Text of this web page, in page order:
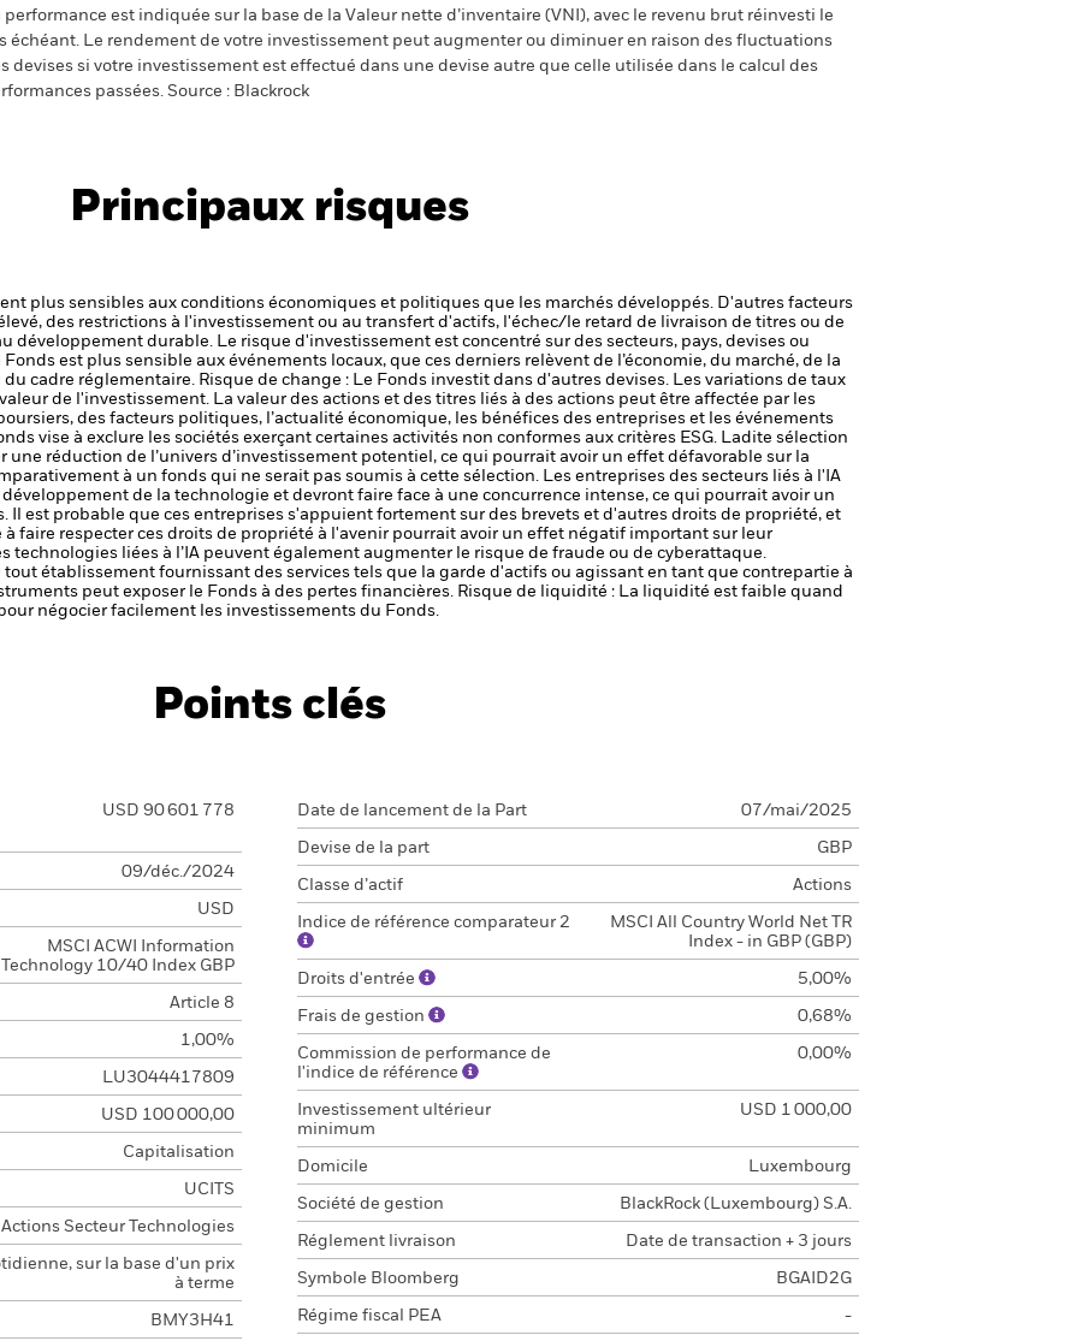
performance est indiquée sur la base de la Valeur nette d’inventaire (VNI), avec le revenu brut réinvesti le
échéant. Le rendement de votre investissement peut augmenter ou diminuer en raison des fluctuations
devises si votre investissement est effectué dans une devise autre que celle utilisée dans le calcul des
passées. Source : Blackrock
Principaux risques
plus sensibles aux conditions économiques et politiques que les marchés développés. D'autres facteurs
des restrictions à l'investissement ou au transfert d'actifs, l'échec/le retard de livraison de titres ou de
développement durable. Le risque d'investissement est concentré sur des secteurs, pays, devises ou
est plus sensible aux événements locaux, que ces derniers relèvent de l’économie, du marché, de la
cadre réglementaire. Risque de change : Le Fonds investit dans d'autres devises. Les variations de taux
de l'investissement. La valeur des actions et des titres liés à des actions peut être affectée par les
des facteurs politiques, l’actualité économique, les bénéfices des entreprises et les événements
vise à exclure les sociétés exerçant certaines activités non conformes aux critères ESG. Ladite sélection
une réduction de l’univers d’investissement potentiel, ce qui pourrait avoir un effet défavorable sur la
à un fonds qui ne serait pas soumis à cette sélection. Les entreprises des secteurs liés à l'IA
de la technologie et devront faire face à une concurrence intense, ce qui pourrait avoir un
Il est probable que ces entreprises s'appuient fortement sur des brevets et d'autres droits de propriété, et
faire respecter ces droits de propriété à l'avenir pourrait avoir un effet négatif important sur leur
technologies liées à l’IA peuvent également augmenter le risque de fraude ou de cyberattaque.
établissement fournissant des services tels que la garde d'actifs ou agissant en tant que contrepartie à
peut exposer le Fonds à des pertes financières. Risque de liquidité : La liquidité est faible quand
négocier facilement les investissements du Fonds.
Points clés
USD 90 601 778
09/déc./2024
USD
MSCI ACWI Information
Technology 10/40 Index GBP
Article 8
1,00%
LU3044417809
USD 100 000,00
Capitalisation
UCITS
Actions Secteur Technologies
sur la base d'un prix
à terme
BMY3H41
Date de lancement de la Part 07/mai/2025
Devise de la part GBP
Classe d’actif Actions
Indice de référence comparateur 2
MSCI All Country World Net TR
Index - in GBP (GBP)
Droits d'entrée 5,00%
Frais de gestion 0,68%
Commission de performance de
l'indice de référence
0,00%
Investissement ultérieur
minimum
USD 1 000,00
Domicile Luxembourg
Société de gestion BlackRock (Luxembourg) S.A.
Réglement livraison Date de transaction + 3 jours
Symbole Bloomberg BGAID2G
Régime fiscal PEA -